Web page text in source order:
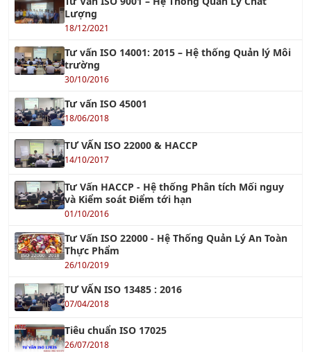
Lượng
18/12/2021
Tư vấn ISO 14001: 2015 – Hệ thống Quản lý Môi
trường
30/10/2016
Tư vấn ISO 45001
18/06/2018
TƯ VẤN ISO 22000 & HACCP
14/10/2017
Tư Vấn HACCP - Hệ thống Phân tích Mối nguy
và Kiểm soát Điểm tới hạn
01/10/2016
Tư Vấn ISO 22000 - Hệ Thống Quản Lý An Toàn
Thực Phẩm
26/10/2019
TƯ VẤN ISO 13485 : 2016
07/04/2018
Tiêu chuẩn ISO 17025
26/07/2018